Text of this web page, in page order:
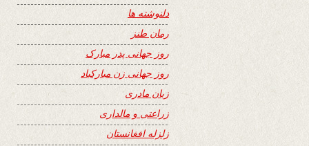
دلنوشته ها
رمان طنز
روز جهانی پدر مبارک
روز جهانی زن مبارکباد
زبان مادری
زراعتی و مالداری
زلزله افغانستان